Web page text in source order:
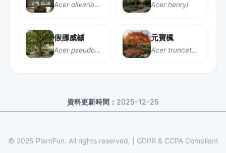
Acer oliverianum Acer henryi
假挪威槭
Acer pseudoplatanus
元寶楓
Acer truncatum
資料更新時間： 2025-12-25
© 2025 PlantFun. All rights reserved. GDPR & CCPA Compliant